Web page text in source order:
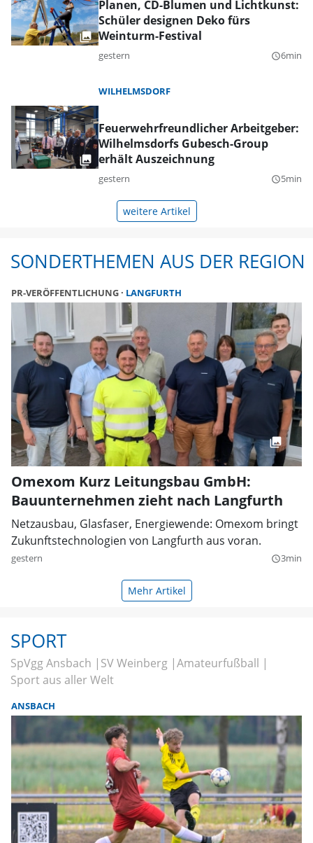
Planen, CD-Blumen und Lichtkunst:
Schüler designen Deko fürs
Weinturm-Festival
gestern query_builder6min
WILHELMSDORF
Feuerwehrfreundlicher Arbeitgeber:
Wilhelmsdorfs Gubesch-Group
erhält Auszeichnung
gestern query_builder5min
weitere Artikel
SONDERTHEMEN AUS DER REGION
PR-VERÖFFENTLICHUNG LANGFURTH
Omexom Kurz Leitungsbau GmbH:
Bauunternehmen zieht nach Langfurth
Netzausbau, Glasfaser, Energiewende: Omexom bringt
Zukunftstechnologien von Langfurth aus voran.
gestern query_builder3min
Mehr Artikel
SPORT
SpVgg Ansbach SV Weinberg Amateurfußball
Sport aus aller Welt
ANSBACH